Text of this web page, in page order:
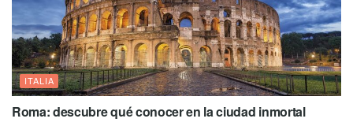
ITALIA
Roma: descubre qué conocer en la ciudad inmortal